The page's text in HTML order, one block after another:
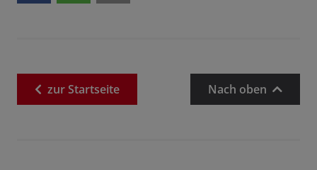
zurStartseite Nach oben